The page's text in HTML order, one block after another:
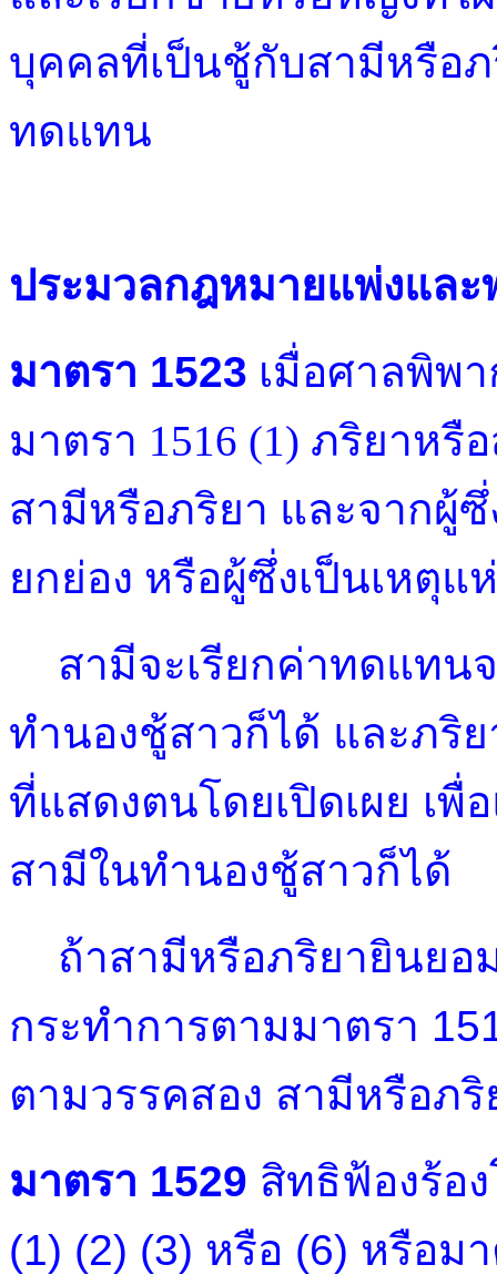
บุคคลที่เป็นชู้กับสามีหรือ
ทดแทน
ประมวลกฎหมายแพ่งแล
มาตรา 1523 เมื่อศาลพิพ
มาตรา 1516 (1) ภริยาห
สามีหรือภริยา และจากผู้ซึ่
ยกย่อง หรือผู้ซึ่งเป็นเหตุแ
สามีจะเรียกค่าทดแทนจ
ทำนองชู้สาวก็ได้ และภริ
ที่แสดงตนโดยเปิดเผย เ
สามีในทำนองชู้สาวก็ได้
ถ้าสามีหรือภริยายินยอ
กระทำการตามมาตรา
ตามวรรคสอง สามีหรือภ
มาตรา 1529 สิทธิฟ้องร้อ
(1) (2) (3) หรือ (6) หรือม